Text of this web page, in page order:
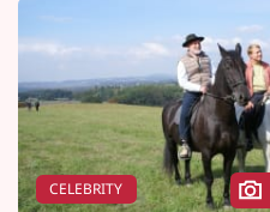
CELEBRITY